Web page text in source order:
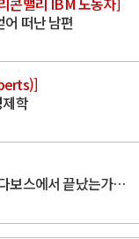
떠난 남편
학
보스에서 끝났는가…